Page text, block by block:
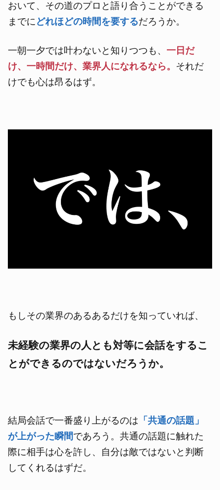
おいて、その道のプロと語り合うことができる
までにどれほどの時間を要するだろうか。
一朝一夕では叶わないと知りつつも、一日だ
け、一時間だけ、業界人になれるなら。 それだ
けでも心は昂るはず。
もしその業界のあるあるだけを知っていれば、
未経験の業界の人とも対等に会話をするこ
とができるのではないだろうか。
結局会話で一番盛り上がるのは 「共通の話題」
が上がった瞬間であろう。共通の話題に触れた
際に相手は心を許し、自分は敵ではないと判断
してくれるはずだ。